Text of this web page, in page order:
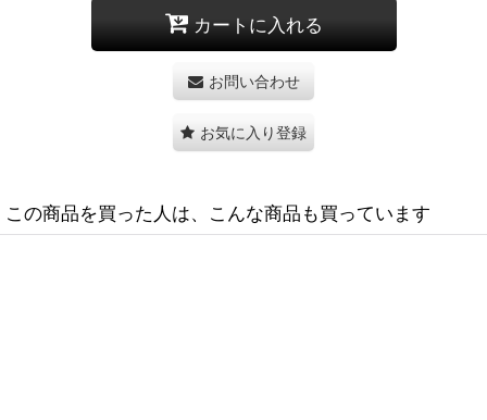
カートに入れる
お問い合わせ
お気に入り登録
この商品を買った人は、こんな商品も買っています